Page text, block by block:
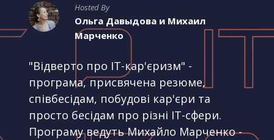
Hosted By
Ольга Давыдова и Михаил
Марченко
"Відверто про IT-кар'єризм" -
програма, присвячена резюме,
співбесідам, побудові кар'єри та
просто бесідам про різні IT-сфери.
Програму ведуть Михайло Марченко -